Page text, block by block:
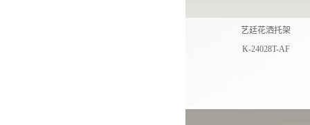
艺廷花洒托架
K-24028T-AF